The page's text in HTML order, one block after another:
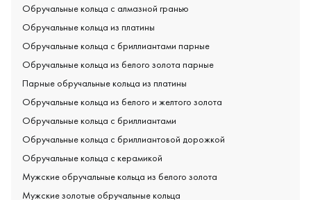
Обручальные кольца с алмазной гранью
Обручальные кольца из платины
Обручальные кольца с бриллиантами парные
Обручальные кольца из белого золота парные
Парные обручальные кольца из платины
Обручальные кольца из белого и желтого золота
Обручальные кольца с бриллиантами
Обручальные кольца с бриллиантовой дорожкой
Обручальные кольца с керамикой
Мужские обручальные кольца из белого золота
Мужские золотые обручальные кольца